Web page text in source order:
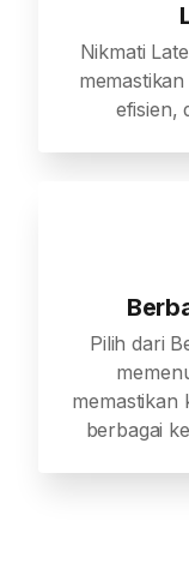
Nikmati
efisien,
Pilih dari
memastikan
berbagai